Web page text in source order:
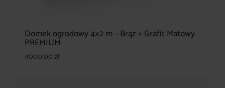
Domek ogrodowy 4×2 m – Brąz + Grafit Matowy
PREMIUM
4000,00zł